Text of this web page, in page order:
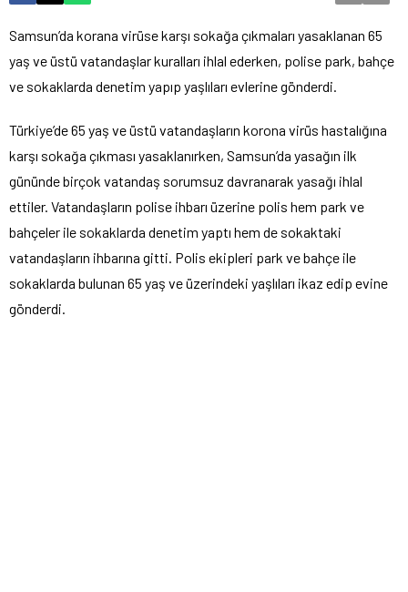
Samsun’da korana virüse karşı sokağa çıkmaları yasaklanan 65
yaş ve üstü vatandaşlar kuralları ihlal ederken, polise park, bahçe
ve sokaklarda denetim yapıp yaşlıları evlerine gönderdi.
Türkiye’de 65 yaş ve üstü vatandaşların korona virüs hastalığına
karşı sokağa çıkması yasaklanırken, Samsun’da yasağın ilk
gününde birçok vatandaş sorumsuz davranarak yasağı ihlal
ettiler. Vatandaşların polise ihbarı üzerine polis hem park ve
bahçeler ile sokaklarda denetim yaptı hem de sokaktaki
vatandaşların ihbarına gitti. Polis ekipleri park ve bahçe ile
sokaklarda bulunan 65 yaş ve üzerindeki yaşlıları ikaz edip evine
gönderdi.